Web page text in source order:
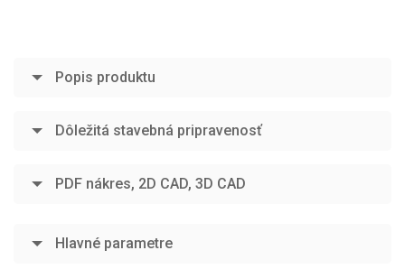
Popis produktu
Dôležitá stavebná pripravenosť
PDF nákres, 2D CAD, 3D CAD
Hlavné parametre